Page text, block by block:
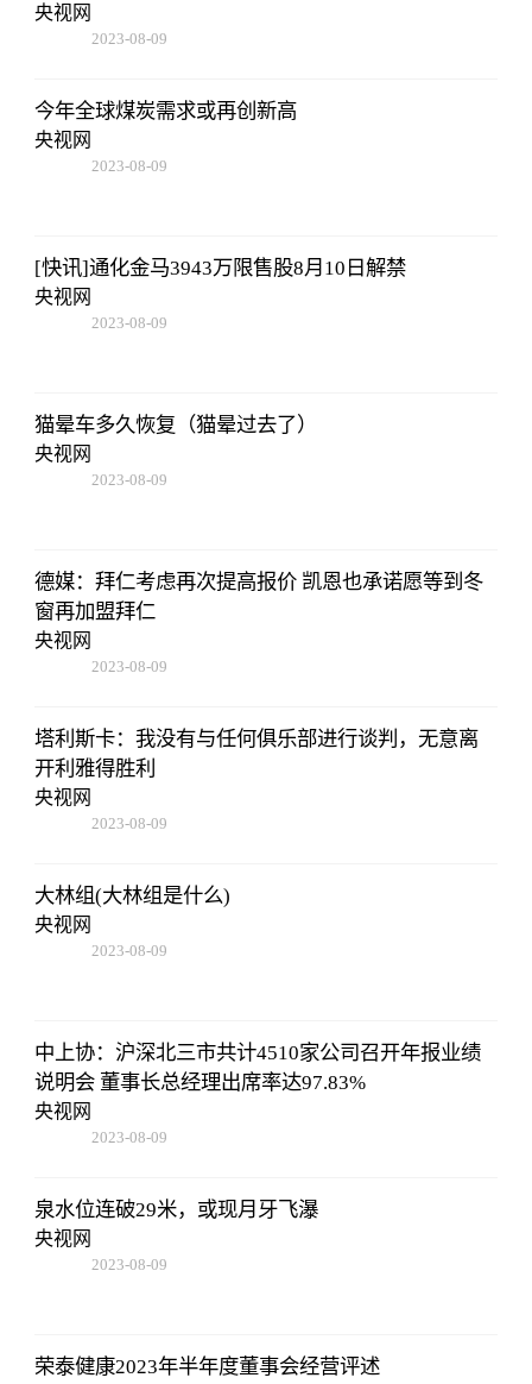
央视网
2023-08-09
今年全球煤炭需求或再创新高
央视网
2023-08-09
[快讯]通化金马3943万限售股8月10日解禁
央视网
2023-08-09
猫晕车多久恢复（猫晕过去了）
央视网
2023-08-09
德媒：拜仁考虑再次提高报价 凯恩也承诺愿等到冬
窗再加盟拜仁
央视网
2023-08-09
塔利斯卡：我没有与任何俱乐部进行谈判，无意离
开利雅得胜利
央视网
2023-08-09
大林组(大林组是什么)
央视网
2023-08-09
中上协：沪深北三市共计4510家公司召开年报业绩
说明会 董事长总经理出席率达97.83%
央视网
2023-08-09
泉水位连破29米，或现月牙飞瀑
央视网
2023-08-09
荣泰健康2023年半年度董事会经营评述